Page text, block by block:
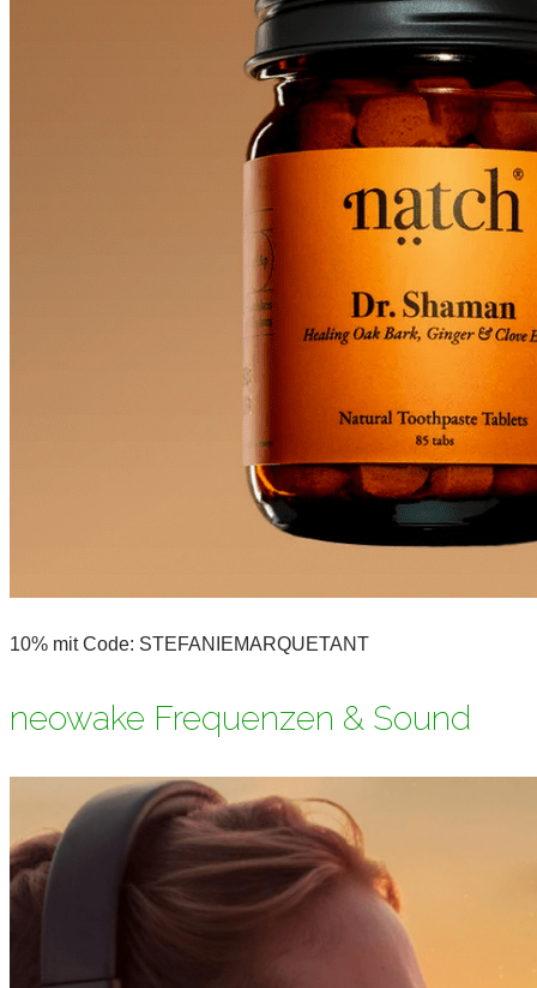
10% mit Code: STEFANIEMARQUETANT
neowake Frequenzen & Sound